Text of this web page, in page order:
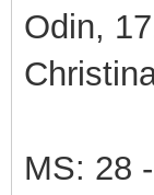
Odin,
MS: 28